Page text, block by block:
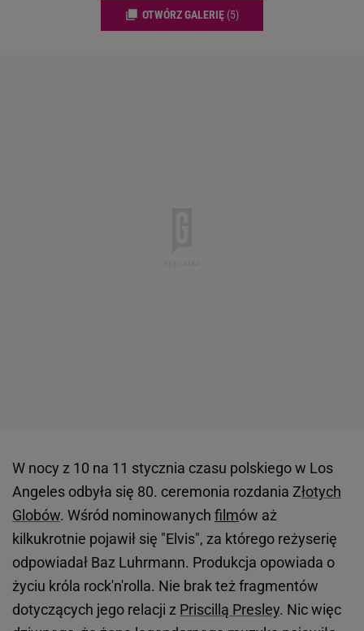
OTWÓRZ GALERIĘ (5)
W nocy z 10 na 11 stycznia czasu polskiego w Los
Angeles odbyła się 80. ceremonia rozdania Złotych
Globów. Wśród nominowanych filmów aż
kilkukrotnie pojawił się "Elvis", za którego reżyserię
odpowiadał Baz Luhrmann. Produkcja opowiada o
życiu króla rock'n'rolla. Nie brak też fragmentów
dotyczących jego relacji z Priscillą Presley. Nic więc